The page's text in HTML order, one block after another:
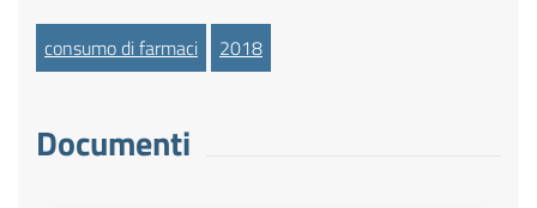
consumo di farmaci 2018
Documenti